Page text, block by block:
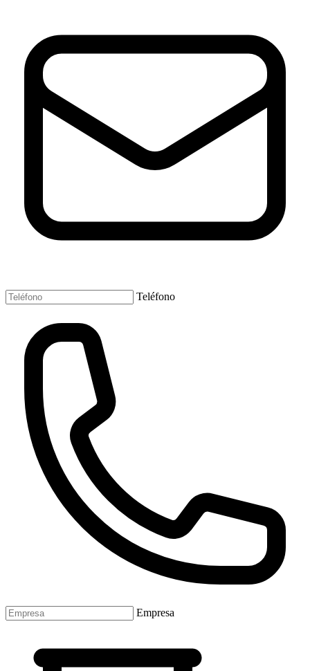
Teléfono
Empresa